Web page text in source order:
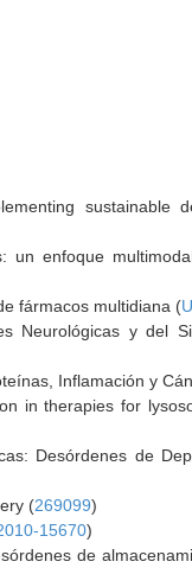
sustainable
un enfoque
fármacos multidiana (
Neurológicas y del
Inflamación y
in therapies for
Desórdenes de
(269099)
15670)
de